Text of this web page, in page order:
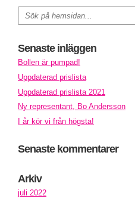
Senaste inläggen
Bollen är pumpad!
Uppdaterad prislista
Uppdaterad prislista 2021
Ny representant, Bo Andersson
I år kör vi från högsta!
Senaste kommentarer
Arkiv
juli 2022